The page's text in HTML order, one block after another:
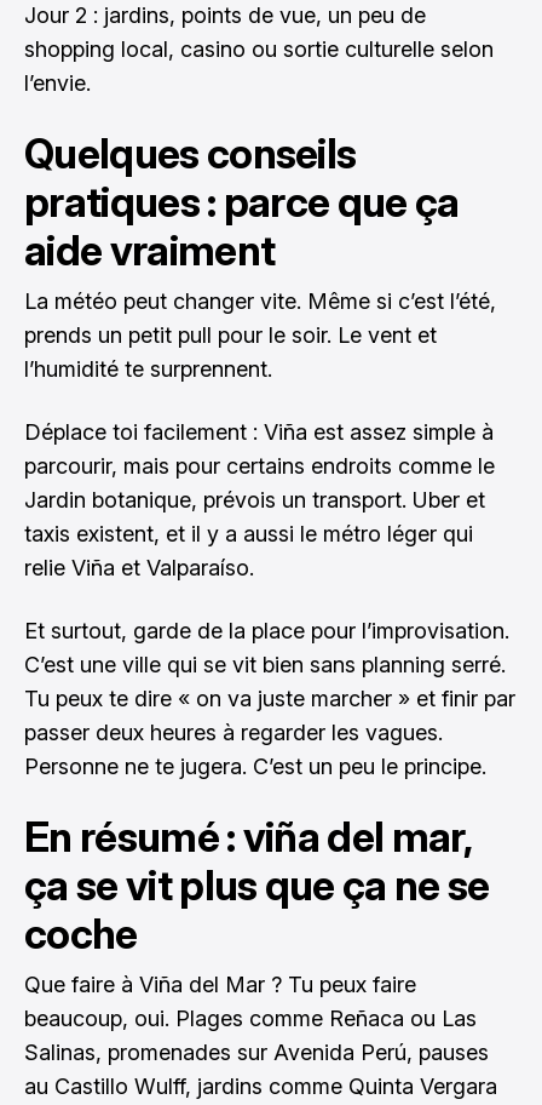
Jour 2 : jardins, points de vue, un peu de
shopping local, casino ou sortie culturelle selon
l’envie.
Quelques conseils
pratiques : parce que ça
aide vraiment
La météo peut changer vite. Même si c’est l’été,
prends un petit pull pour le soir. Le vent et
l’humidité te surprennent.
Déplace toi facilement : Viña est assez simple à
parcourir, mais pour certains endroits comme le
Jardin botanique, prévois un transport. Uber et
taxis existent, et il y a aussi le métro léger qui
relie Viña et Valparaíso.
Et surtout, garde de la place pour l’improvisation.
C’est une ville qui se vit bien sans planning serré.
Tu peux te dire « on va juste marcher » et finir par
passer deux heures à regarder les vagues.
Personne ne te jugera. C’est un peu le principe.
En résumé : viña del mar,
ça se vit plus que ça ne se
coche
Que faire à Viña del Mar ? Tu peux faire
beaucoup, oui. Plages comme Reñaca ou Las
Salinas, promenades sur Avenida Perú, pauses
au Castillo Wulff, jardins comme Quinta Vergara